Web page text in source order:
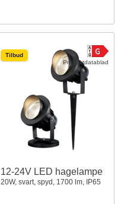
Produktdatablad
Tilbud
12-24V LED hagelampe
20W, svart, spyd, 1700 lm, IP65